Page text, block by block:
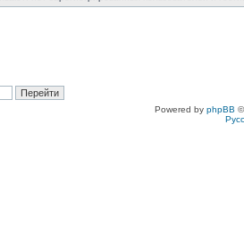
Powered by phpBB